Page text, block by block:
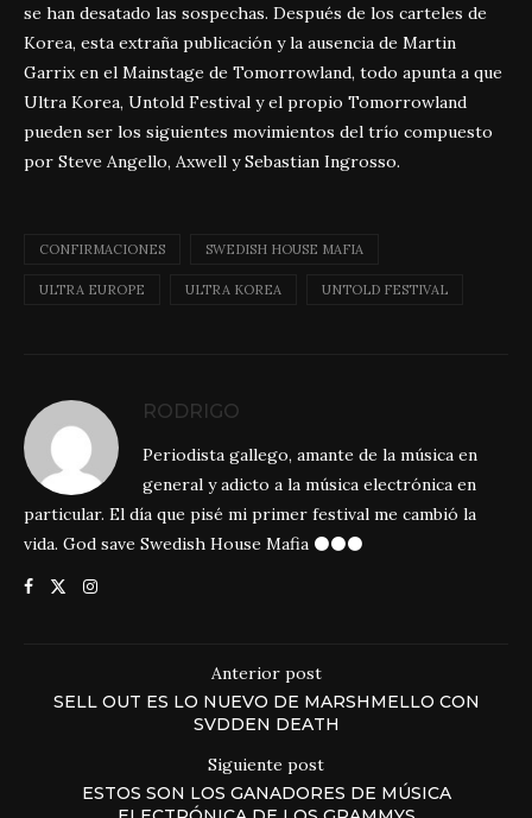
se han desatado las sospechas. Después de los carteles de
Korea, esta extraña publicación y la ausencia de Martin
Garrix en el Mainstage de Tomorrowland, todo apunta a que
Ultra Korea, Untold Festival y el propio Tomorrowland
pueden ser los siguientes movimientos del trío compuesto
por Steve Angello, Axwell y Sebastian Ingrosso.
CONFIRMACIONES SWEDISH HOUSE MAFIA
ULTRA EUROPE ULTRA KOREA UNTOLD FESTIVAL
RODRIGO
Periodista gallego, amante de la música en
general y adicto a la música electrónica en
particular. El día que pisé mi primer festival me cambió la
vida. God save Swedish House Mafia ⚫⚫⚫
Anterior post
SELL OUT ES LO NUEVO DE MARSHMELLO CON
SVDDEN DEATH
Siguiente post
ESTOS SON LOS GANADORES DE MÚSICA